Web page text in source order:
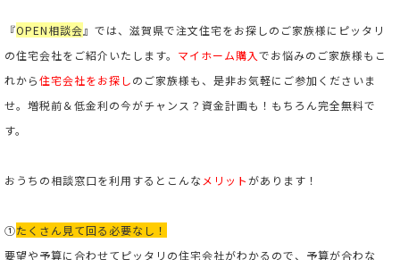
『OPEN相談会』では、滋賀県で注文住宅をお探しのご家族様にピッタリ
の住宅会社をご紹介いたします。 マイホーム購入でお悩みのご家族様もこ
れから住宅会社をお探しのご家族様も、是非お気軽にご参加くださいま
せ。増税前＆低金利の今がチャンス？資金計画も！もちろん完全無料で
す。
おうちの相談窓口を利用するとこんな メリットがあります！
①たくさん見て回る必要なし！
要望や予算に合わせてピッタリの住宅会社がわかるので、予算が合わな